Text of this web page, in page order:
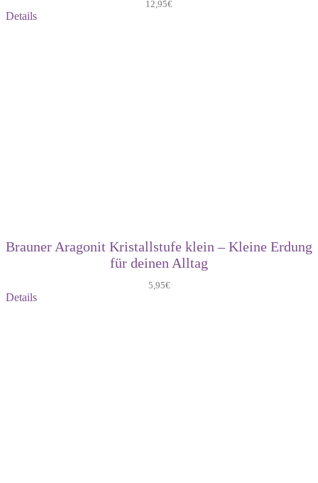
12,95€
Details
Brauner Aragonit Kristallstufe klein – Kleine Erdung
für deinen Alltag
5,95€
Details